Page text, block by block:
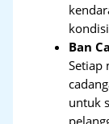
Ban
Setiap
untuk